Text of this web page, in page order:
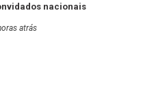
nacionais
atrás